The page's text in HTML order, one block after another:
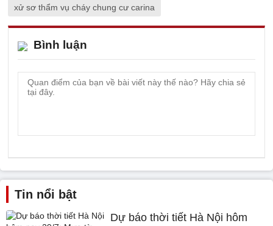
xử sơ thẩm vụ cháy chung cư carina
Bình luận
Tin nổi bật
Dự báo thời tiết Hà Nội hôm